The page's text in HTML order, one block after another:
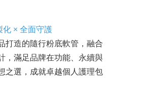
× 全面守護
打造的隨行粉底軟管，融合
，滿足品牌在功能、永續與
之選，成就卓越個人護理包